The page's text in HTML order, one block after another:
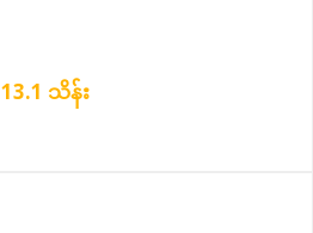
13.1 သိန်း